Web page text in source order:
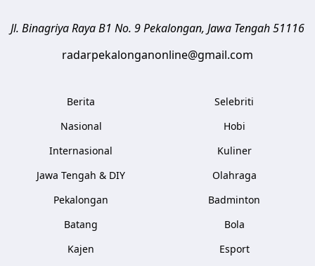
Jl. Binagriya Raya B1 No. 9Pekalongan, Jawa Tengah51116
radarpekalonganonline@gmail.com
Berita
Nasional
Internasional
Jawa Tengah & DIY
Pekalongan
Batang
Kajen
Selebriti
Hobi
Kuliner
Olahraga
Badminton
Bola
Esport